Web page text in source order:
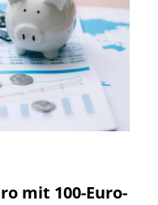
mit 100-Euro-